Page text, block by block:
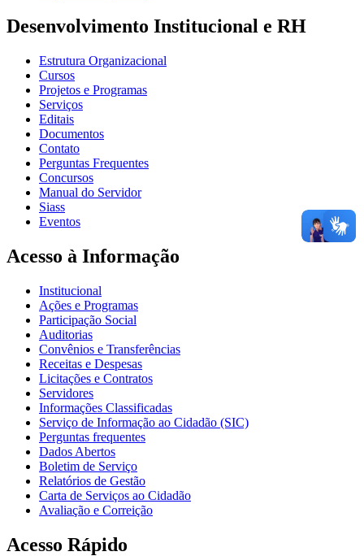
Desenvolvimento Institucional e RH
Estrutura Organizacional
Cursos
Projetos e Programas
Serviços
Editais
Documentos
Contato
Perguntas Frequentes
Concursos
Manual do Servidor
Siass
Eventos
Acesso à Informação
Institucional
Ações e Programas
Participação Social
Auditorias
Convênios e Transferências
Receitas e Despesas
Licitações e Contratos
Servidores
Informações Classificadas
Serviço de Informação ao Cidadão (SIC)
Perguntas frequentes
Dados Abertos
Boletim de Serviço
Relatórios de Gestão
Carta de Serviços ao Cidadão
Avaliação e Correição
Acesso Rápido